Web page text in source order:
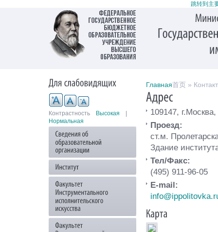
跳转到主
Контрастность Высокая
Нормальная
Главная首页 »
109147,
Проезд:
ст.м.
Здание
Тел/Факс:
(495) 911-96-05
E-mail: